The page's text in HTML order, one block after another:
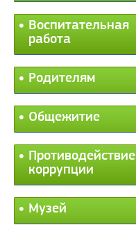
Воспитательная
работа
Родителям
Общежитие
Противодействие
коррупции
Музей